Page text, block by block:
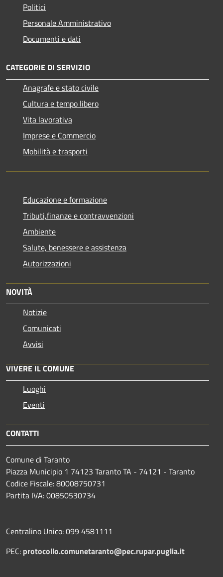
Politici
Personale Amministrativo
Documenti e dati
CATEGORIE DI SERVIZIO
Anagrafe e stato civile
Cultura e tempo libero
Vita lavorativa
Imprese e Commercio
Mobilità e trasporti
Educazione e formazione
Tributi,finanze e contravvenzioni
Ambiente
Salute, benessere e assistenza
Autorizzazioni
NOVITÀ
Notizie
Comunicati
Avvisi
VIVERE IL COMUNE
Luoghi
Eventi
CONTATTI
Comune di Taranto
Piazza Municipio 1 74123 Taranto TA - 74121 - Taranto
Codice Fiscale: 80008750731
Partita IVA: 00850530734
Centralino Unico: 099 4581111
PEC: protocollo.comunetaranto@pec.rupar.puglia.it